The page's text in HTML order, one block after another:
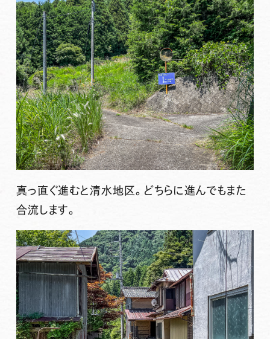
真っ直ぐ進むと清水地区。どちらに進んでもまた
合流します。